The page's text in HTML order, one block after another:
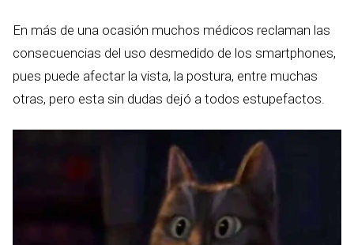
En más de una ocasión muchos médicos reclaman las
consecuencias del uso desmedido de los smartphones,
pues puede afectar la vista, la postura, entre muchas
otras, pero esta sin dudas dejó a todos estupefactos.